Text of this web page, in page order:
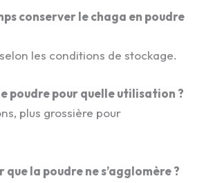
conserver le chaga en poudre
selon les conditions de stockage.
poudre pour quelle utilisation ?
plus grossière pour
la poudre ne s’agglomère ?